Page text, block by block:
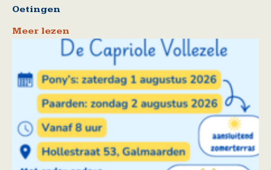
Oetingen
Meer lezen